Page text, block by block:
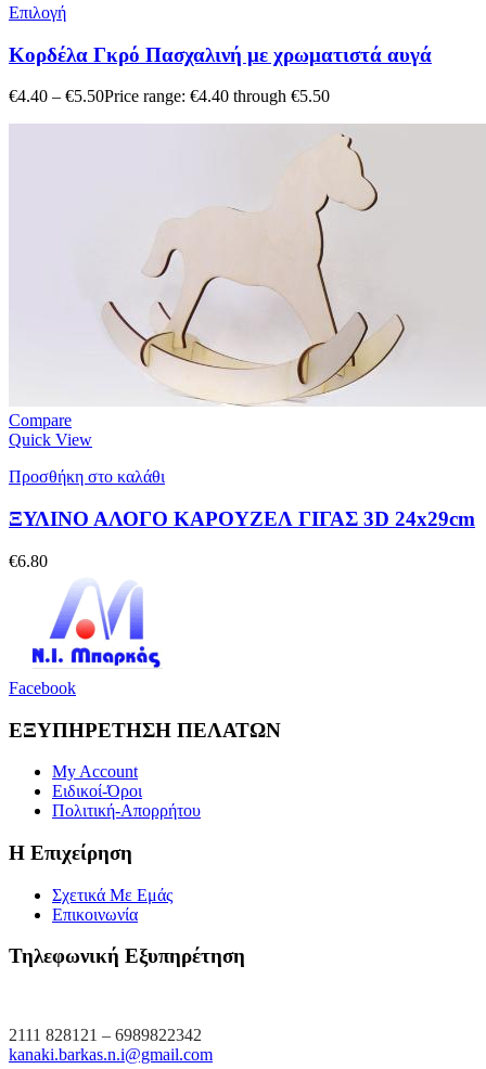
Επιλογή
Κορδέλα Γκρό Πασχαλινή με χρωματιστά αυγά
€4.40 – €5.50Price range: €4.40 through €5.50
Compare
Quick View
Προσθήκη στο καλάθι
ΞΥΛΙΝΟ ΑΛΟΓΟ ΚΑΡΟΥΖΕΛ ΓΙΓΑΣ 3D 24x29cm
€6.80
Facebook
ΕΞΥΠΗΡΕΤΗΣΗ ΠΕΛΑΤΩΝ
My Account
Ειδικοί-Όροι
Πολιτική-Απορρήτου
Η Επιχείρηση
Σχετικά Με Εμάς
Επικοινωνία
Τηλεφωνική Εξυπηρέτηση
2111 828121 – 6989822342
kanaki.barkas.n.i@gmail.com